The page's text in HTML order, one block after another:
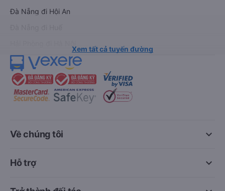
Đà Nẵng đi Hội An
Xem tất cả tuyến đường
keyboard_arrow_down
Về chúng tôi
keyboard_arrow_down
Hỗ trợ